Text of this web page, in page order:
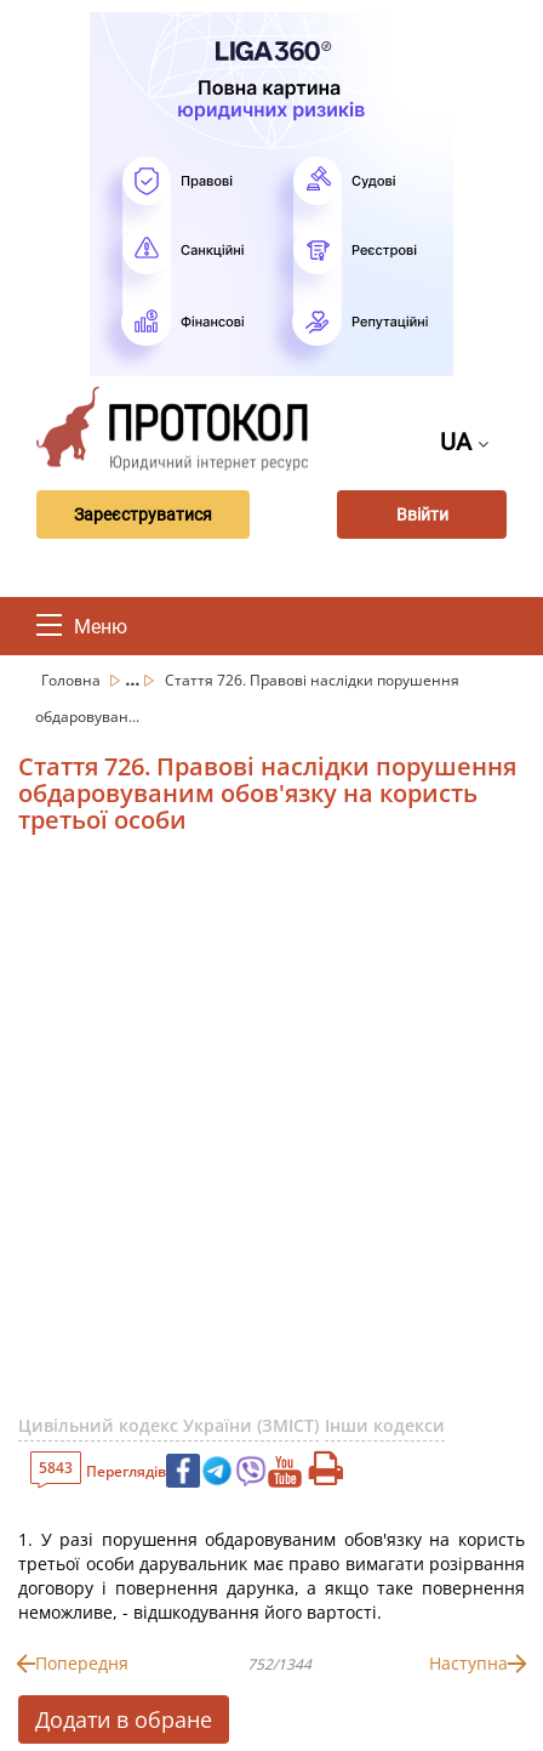
UA
Зареєструватися Ввійти
Меню
Головна ...
Стаття 726. Правові наслідки порушення
обдаровуван...
Стаття 726. Правові наслідки порушення
обдаровуваним обов'язку на користь
третьої особи
Цивільний кодекс України (ЗМІСТ) Інши кодекси
5843 Переглядів
1. У разі порушення обдаровуваним обов'язку на користь
третьої особи дарувальник має право вимагати розірвання
договору і повернення дарунка, а якщо таке повернення
неможливе, - відшкодування його вартості.
Попередня 752/1344 Наступна
Додати в обране